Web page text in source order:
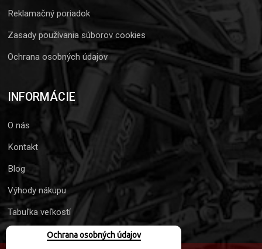
Ochrana osobných údajov
Reklamačný poriadok
Zasady používania súborov cookies
Ochrana osobných údajov
INFORMÁCIE
O nás
Kontakt
Blog
Výhody nákupu
Tabuľka veľkostí